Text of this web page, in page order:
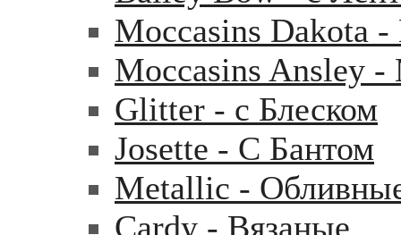
Moccasins Dakota
Moccasins Ansley
Glitter - с Блеском
Josette - С Бантом
Metallic -
Cardy - Вязаные